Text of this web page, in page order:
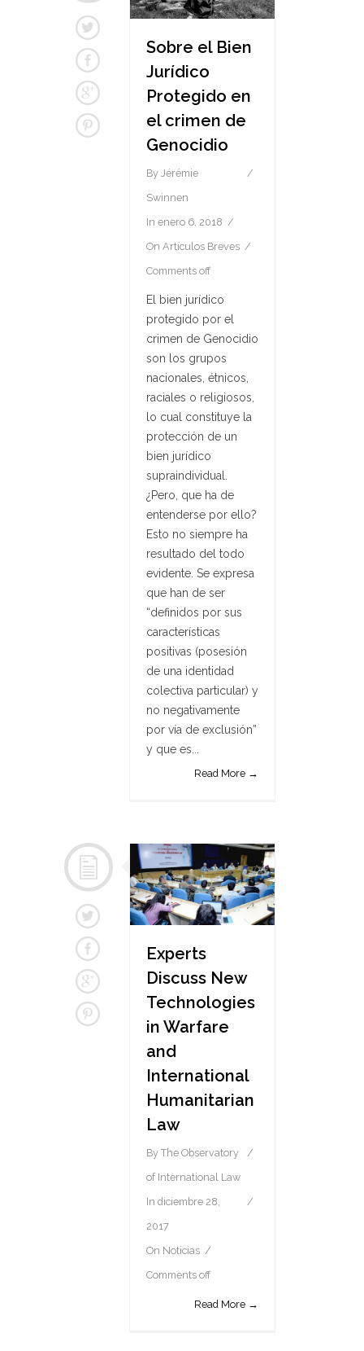
Sobre el Bien
Jurídico
Protegido en
el crimen de
Genocidio
By Jérémie
Swinnen
In enero 6, 2018
On Artículos Breves
Comments off
El bien jurídico
protegido por el
crimen de Genocidio
son los grupos
nacionales, étnicos,
raciales o religiosos,
lo cual constituye la
protección de un
bien jurídico
supraindividual.
¿Pero, que ha de
entenderse por ello?
Esto no siempre ha
resultado del todo
evidente. Se expresa
que han de ser
“definidos por sus
características
positivas (posesión
de una identidad
colectiva particular) y
no negativamente
por vía de exclusión”
y que es...
Read More →
Experts
Discuss New
Technologies
in Warfare
and
International
Humanitarian
Law
By The Observatory
of International Law
In diciembre 28,
2017
On Noticias
Comments off
Read More →